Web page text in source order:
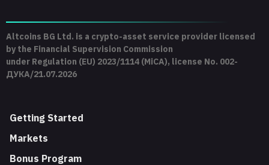
Altcoins BG Ltd. is a crypto-asset service provider licensed
by the Financial Supervision Commission
under Regulation (EU) 2023/1114 (MiCA), license No. 002-
ДУКА/21.07.2026
Getting Started
Markets
Bonus Program